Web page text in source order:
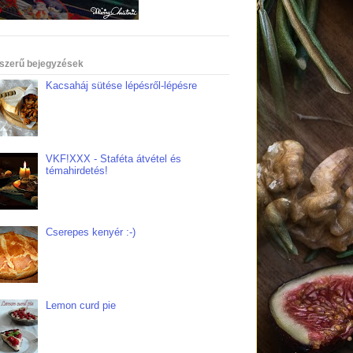
bejegyzések
Kacsaháj sütése lépésről-lépésre
VKF!XXX - Staféta átvétel és
témahirdetés!
Cserepes kenyér :-)
Lemon curd pie